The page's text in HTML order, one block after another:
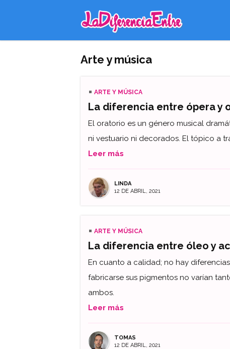
Arte y música
ARTE Y MÚSICA
La diferencia entre ópera y
El oratorio es un género musical
ni vestuario ni decorados. El tópico a
Leer más
LINDA
12 DE ABRIL, 2021
ARTE Y MÚSICA
La diferencia entre óleo y
En cuanto a calidad; no hay
fabricarse sus pigmentos no varían
ambos.
Leer más
TOMAS
12 DE ABRIL, 2021